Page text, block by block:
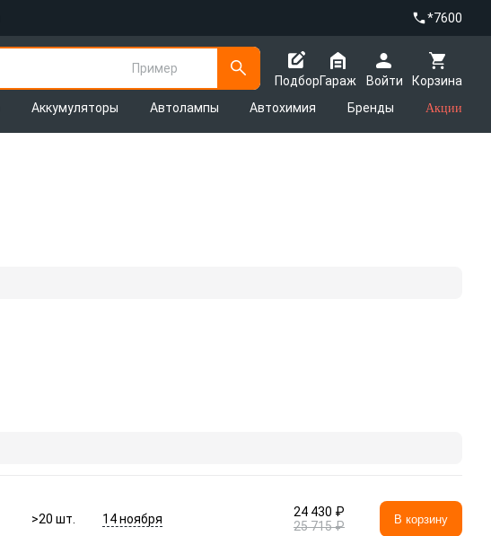
*7600
Пример
Подбор
Корзина
Гараж
Войти
Аккумуляторы Автолампы Автохимия Бренды Акции
>20шт. 14 ноября
24 430 ₽
25 715 ₽
В корзину